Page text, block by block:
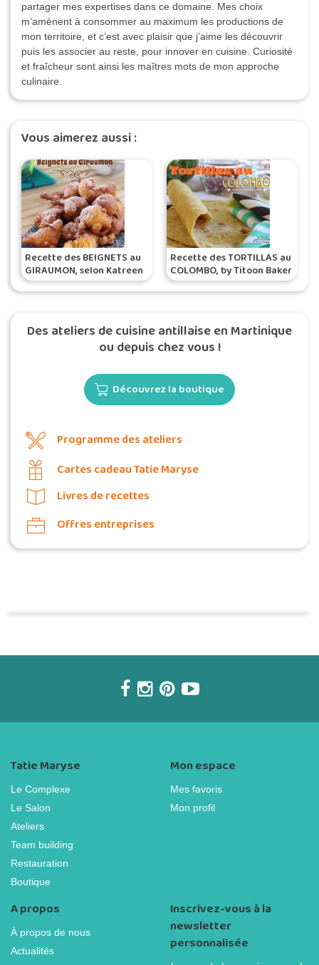
partager mes expertises dans ce domaine. Mes choix
m’amènent à consommer au maximum les productions de
mon territoire, et c’est avec plaisir que j’aime les découvrir
puis les associer au reste, pour innover en cuisine. Curiosité
et fraîcheur sont ainsi les maîtres mots de mon approche
culinaire.
Vous aimerez aussi :
Recette des BEIGNETS au
GIRAUMON, selon Katreen
Recette des TORTILLAS au
COLOMBO, by Titoon Baker
Des ateliers de cuisine antillaise en Martinique
ou depuis chez vous !
Découvrez la boutique
Programme des ateliers
Cartes cadeau Tatie Maryse
Livres de recettes
Offres entreprises
Tatie Maryse
Le Complexe
Le Salon
Ateliers
Team building
Restauration
Boutique
Mon espace
Mes favoris
Mon profil
A propos
À propos de nous
Actualités
Inscrivez-vous à la
newsletter
personnalisée